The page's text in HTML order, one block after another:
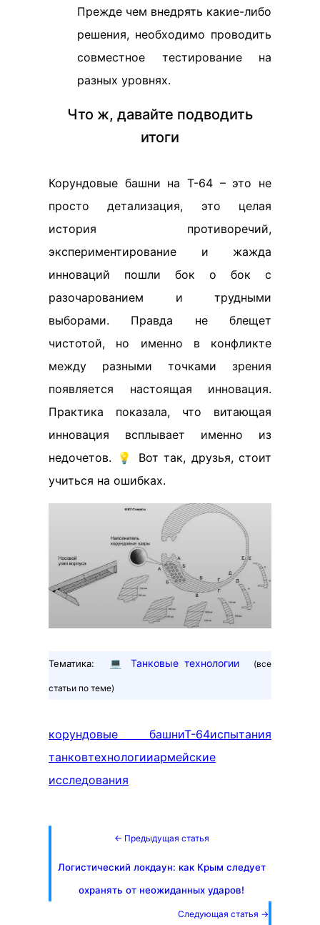
Прежде чем внедрять какие-либо
решения, необходимо проводить
совместное тестирование на
разных уровнях.
Что ж, давайте подводить
итоги
Корундовые башни на Т-64 – это не
просто детализация, это целая
история противоречий,
экспериментирование и жажда
инноваций пошли бок о бок с
разочарованием и трудными
выборами. Правда не блещет
чистотой, но именно в конфликте
между разными точками зрения
появляется настоящая инновация.
Практика показала, что витающая
инновация всплывает именно из
недочетов. 💡 Вот так, друзья, стоит
учиться на ошибках.
Тематика: 💻 Танковые технологии (все
статьи по теме)
корундовые башниТ-64испытания
танковтехнологииармейские
исследования
← Предыдущая статья
Логистический локдаун: как Крым следует
охранять от неожиданных ударов!
Следующая статья →